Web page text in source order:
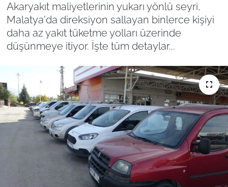
Akaryakıt maliyetlerinin yukarı yönlü seyri,
Malatya'da direksiyon sallayan binlerce kişiyi
daha az yakıt tüketme yolları üzerinde
düşünmeye itiyor. İşte tüm detaylar...